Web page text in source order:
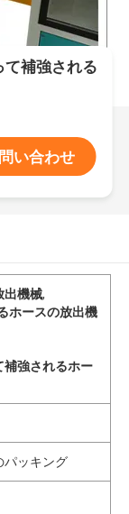
て補強される
い合わせ
出機械,
ホースの放出機
補強されるホー
パッキング